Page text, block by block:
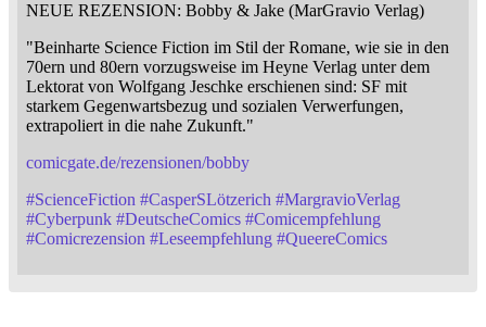
NEUE REZENSION: Bobby & Jake (MarGravio Verlag)
"Beinharte Science Fiction im Stil der Romane, wie sie in den
70ern und 80ern vorzugsweise im Heyne Verlag unter dem
Lektorat von Wolfgang Jeschke erschienen sind: SF mit
starkem Gegenwartsbezug und sozialen Verwerfungen,
extrapoliert in die nahe Zukunft."
comicgate.de/rezensionen/bobby
#ScienceFiction #CasperSLötzerich #MargravioVerlag
#Cyberpunk #DeutscheComics #Comicempfehlung
#Comicrezension #Leseempfehlung #QueereComics